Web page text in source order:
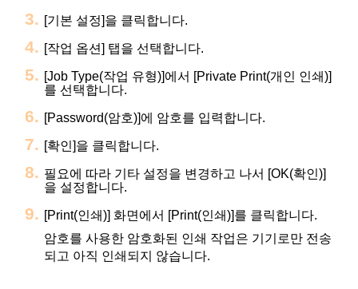
[기본 설정]을 클릭합니다.
[작업 옵션] 탭을 선택합니다.
[Job Type(작업 유형)]에서 [Private Print(개인 인쇄)]
를 선택합니다.
[Password(암호)]에 암호를 입력합니다.
[확인]을 클릭합니다.
필요에 따라 기타 설정을 변경하고 나서 [OK(확인)]
을 설정합니다.
[Print(인쇄)] 화면에서 [Print(인쇄)]를 클릭합니다.
암호를 사용한 암호화된 인쇄 작업은 기기로만 전송
되고 아직 인쇄되지 않습니다.